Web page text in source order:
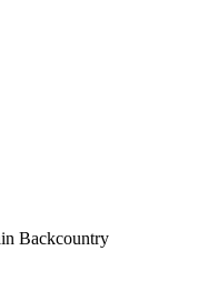
Backcountry